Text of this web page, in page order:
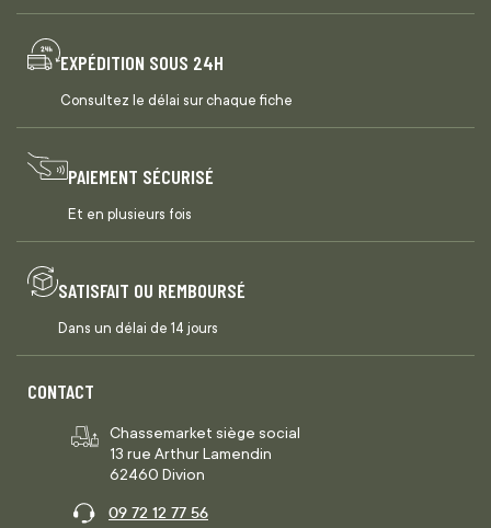
EXPÉDITION SOUS 24H
Consultez le délai sur chaque fiche
PAIEMENT SÉCURISÉ
Et en plusieurs fois
SATISFAIT OU REMBOURSÉ
Dans un délai de 14 jours
CONTACT
Chassemarket siège social
13 rue Arthur Lamendin
62460 Divion
09 72 12 77 56